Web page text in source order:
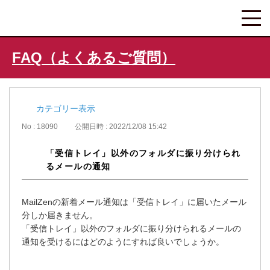
FAQ（よくあるご質問）
カテゴリー表示
No : 18090 公開日時 : 2022/12/08 15:42
「受信トレイ」以外のフォルダに振り分けられ
るメールの通知
MailZenの新着メール通知は「受信トレイ」に届いたメール
分しか届きません。
「受信トレイ」以外のフォルダに振り分けられるメールの
通知を受けるにはどのようにすれば良いでしょうか。